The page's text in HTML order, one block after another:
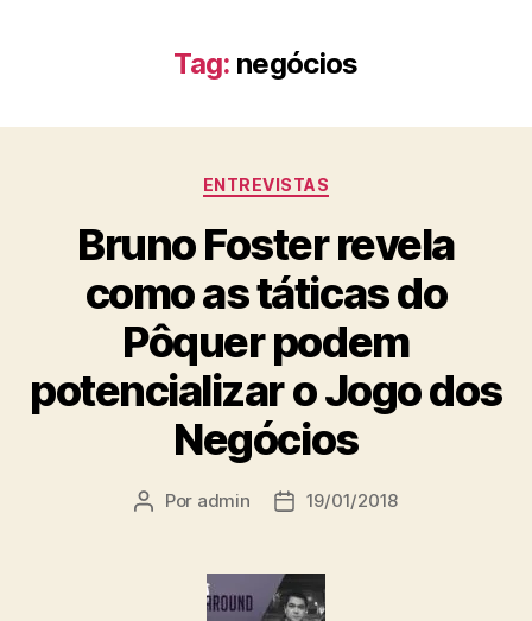
Tag: negócios
ENTREVISTAS
Bruno Foster revela
como as táticas do
Pôquer podem
potencializar o Jogo dos
Negócios
Por admin 19/01/2018